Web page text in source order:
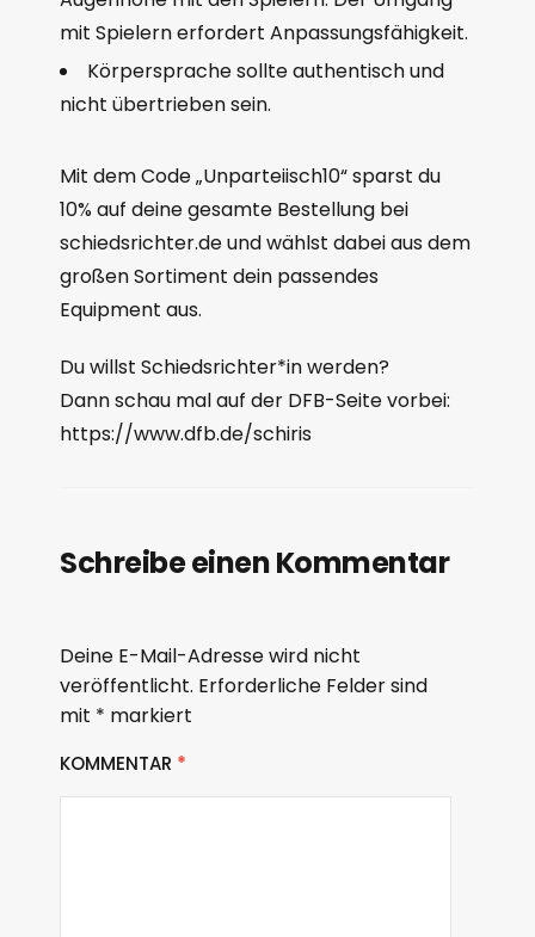
mit Spielern erfordert Anpassungsfähigkeit.
Körpersprache sollte authentisch und
nicht übertrieben sein.
Mit dem Code „Unparteiisch10“ sparst du
10% auf deine gesamte Bestellung bei
schiedsrichter.de und wählst dabei aus dem
großen Sortiment dein passendes
Equipment aus.
Du willst Schiedsrichter*in werden?
Dann schau mal auf der DFB-Seite vorbei:
https://www.dfb.de/schiris
Schreibe einen Kommentar
Deine E-Mail-Adresse wird nicht
veröffentlicht. Erforderliche Felder sind
mit * markiert
KOMMENTAR *